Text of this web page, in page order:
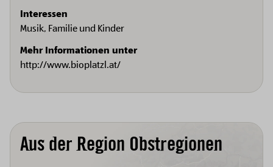
Interessen
Musik, Familie und Kinder
Mehr Informationen unter
http://www.bioplatzl.at/
Aus der Region Obstregionen